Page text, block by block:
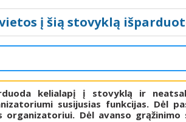
į šią stovyklą
kelialapį į stovyklą ir
susijusias funkcijas. Dėl
Dėl avanso